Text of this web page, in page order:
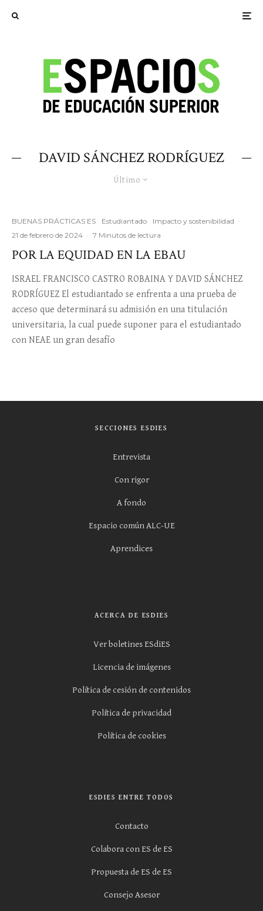
DAVID SÁNCHEZ RODRÍGUEZ
Último
BUENAS PRÁCTICAS ES Estudiantado Impacto y sostenibilidad ·
21 de febrero de 2024 · 7 Minutos de lectura
POR LA EQUIDAD EN LA EBAU
ISRAEL FRANCISCO CASTRO ROBAINA Y DAVID SÁNCHEZ
RODRÍGUEZ El estudiantado se enfrenta a una prueba de
acceso que determinará su admisión en una titulación
universitaria, la cual puede suponer para el estudiantado
con NEAE un gran desafío
SECCIONES ESDIES
Entrevista
Con rigor
A fondo
Espacio común ALC-UE
Aprendices
ACERCA DE ESDIES
Ver boletines ESdiES
Licencia de imágenes
Política de cesión de contenidos
Política de privacidad
Política de cookies
ESDIES ENTRE TODOS
Contacto
Colabora con ES de ES
Propuesta de ES de ES
Consejo Asesor